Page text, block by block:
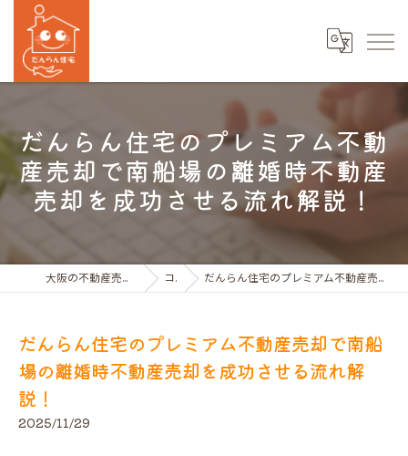
だんらん住宅のプレミアム不動
産売却で南船場の離婚時不動産
売却を成功させる流れ解説！
大阪の不動産売買ならだんらん住宅株式会社 コラム だんらん住宅のプレミアム不動産売却で南船場の離婚時不動産売却を成功させる流れ解説！
だんらん住宅のプレミアム不動産売却で南船
場の離婚時不動産売却を成功させる流れ解
説！
2025/11/29